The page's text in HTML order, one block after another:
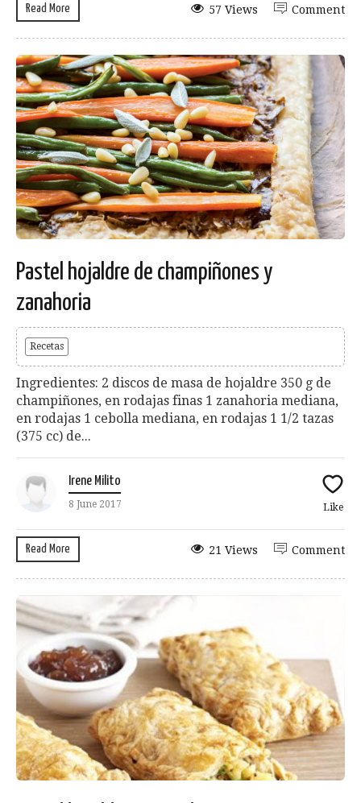
Read More Comment
57 Views
Pastel hojaldre de champiñones y
zanahoria
Recetas
Ingredientes: 2 discos de masa de hojaldre 350 g de
champiñones, en rodajas finas 1 zanahoria mediana,
en rodajas 1 cebolla mediana, en rodajas 1 1/2 tazas
(375 cc) de...
Irene Milito
8 June 2017 Like
Read More Comment
21 Views